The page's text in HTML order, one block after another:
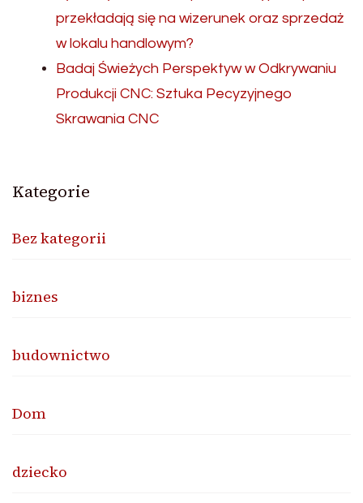
przekładają się na wizerunek oraz sprzedaż
w lokalu handlowym?
Badaj Świeżych Perspektyw w Odkrywaniu
Produkcji CNC: Sztuka Pecyzyjnego
Skrawania CNC
Kategorie
Bez kategorii
biznes
budownictwo
Dom
dziecko